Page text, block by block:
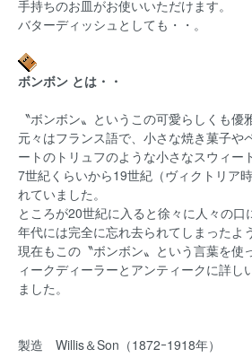
手持ちのお皿がお使いいただけます。
バターディッシュとしても・・。
ボンボン とは・・
〝ボンボン〟というこの可愛らしくも優
元々はフランス語で、小さな焼き菓子や
ートのトリュフのような小さなスウィー
7世紀くらいから19世紀（ヴィクトリア
れていました。
ところが20世紀に入ると徐々に人々の
年代には完全に忘れ去られてしまったよ
現在もこの〝ボンボン〟という言葉を使
ィークディーラーとアンティークに詳し
ました。
製造 Willis＆Son（1872ｰ1918年）